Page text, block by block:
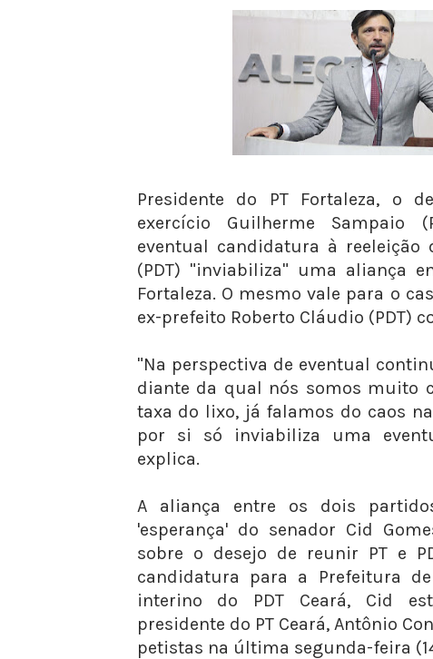
Presidente do PT Fortaleza, o
exercício Guilherme Sampaio
eventual candidatura à reeleição
(PDT) "inviabiliza" uma aliança
Fortaleza. O mesmo vale para o
ex-prefeito Roberto Cláudio (PDT)
"Na perspectiva de eventual
diante da qual nós somos muito
taxa do lixo, já falamos do caos
por si só inviabiliza uma
explica.
A aliança entre os dois
'esperança' do senador Cid
sobre o desejo de reunir PT e
candidatura para a Prefeitura de
interino do PDT Ceará, Cid
presidente do PT Ceará, Antônio
petistas na última segunda-feira